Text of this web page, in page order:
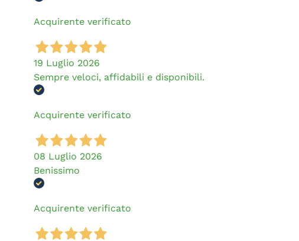
Acquirente verificato
19 Luglio 2026
Sempre veloci, affidabili e disponibili.
Acquirente verificato
08 Luglio 2026
Benissimo
Acquirente verificato